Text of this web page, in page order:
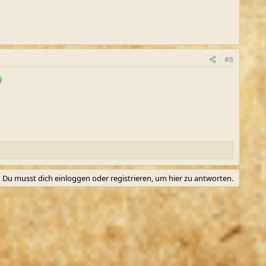
#8
Du musst dich einloggen oder registrieren, um hier zu antworten.